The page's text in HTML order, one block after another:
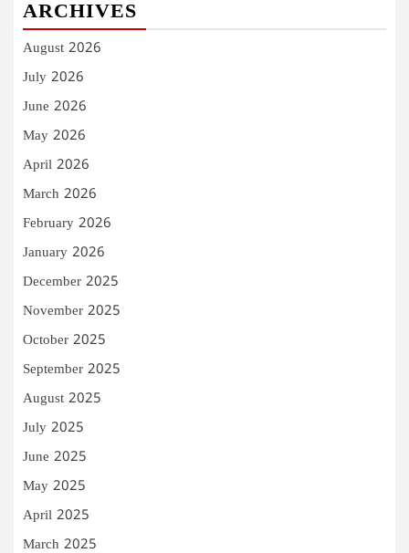
ARCHIVES
August 2026
July 2026
June 2026
May 2026
April 2026
March 2026
February 2026
January 2026
December 2025
November 2025
October 2025
September 2025
August 2025
July 2025
June 2025
May 2025
April 2025
March 2025